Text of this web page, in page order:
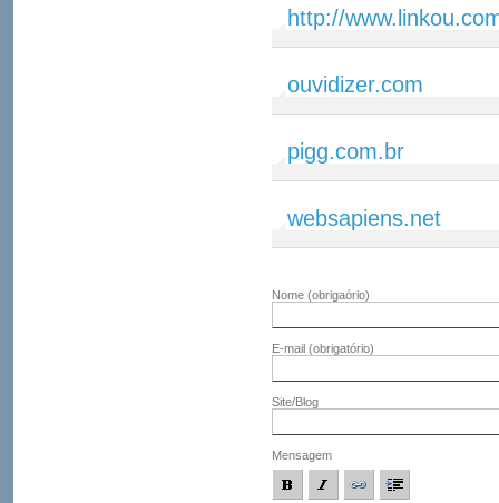
http://
ouvidizer.com
pigg.com.br
websapiens.net
Nome (obrigaório)
E-mail (obrigatório)
Site/Blog
Mensagem